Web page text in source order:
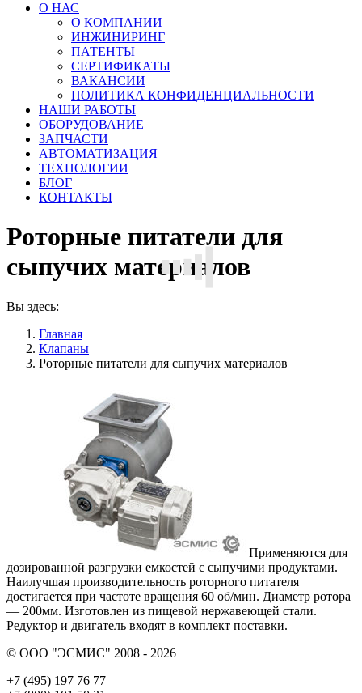
О НАС
О КОМПАНИИ
ИНЖИНИРИНГ
ПАТЕНТЫ
СЕРТИФИКАТЫ
ВАКАНСИИ
ПОЛИТИКА КОНФИДЕНЦИАЛЬНОСТИ
НАШИ РАБОТЫ
ОБОРУДОВАНИЕ
ЗАПЧАСТИ
АВТОМАТИЗАЦИЯ
ТЕХНОЛОГИИ
БЛОГ
КОНТАКТЫ
Роторные питатели для
сыпучих материалов
Вы здесь:
Главная
Клапаны
Роторные питатели для сыпучих материалов
Применяются для
дозированной разгрузки емкостей с сыпучими продуктами.
Наилучшая производительность роторного питателя
достигается при частоте вращения 60 об/мин. Диаметр ротора
— 200мм. Изготовлен из пищевой нержавеющей стали.
Редуктор и двигатель входят в комплект поставки.
© ООО "ЭСМИС" 2008 - 2026
+7 (495) 197 76 77